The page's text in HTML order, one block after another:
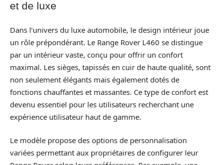
et de luxe
Dans l’univers du luxe automobile, le design intérieur joue
un rôle prépondérant. Le Range Rover L460 se distingue
par un intérieur vaste, conçu pour offrir un confort
maximal. Les sièges, tapissés en cuir de haute qualité, sont
non seulement élégants mais également dotés de
fonctions chauffantes et massantes. Ce type de confort est
devenu essentiel pour les utilisateurs recherchant une
expérience utilisateur haut de gamme.
Le modèle propose des options de personnalisation
variées permettant aux propriétaires de configurer leur